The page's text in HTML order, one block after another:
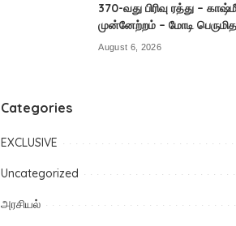
370-வது பிரிவு ரத்து –
முன்னேற்றம் – மோடி
August 6, 2026
Categories
EXCLUSIVE
Uncategorized
அரசியல்